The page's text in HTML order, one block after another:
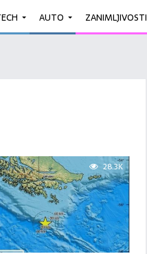
AUTO ZANIMLJIVOSTI
28.3K